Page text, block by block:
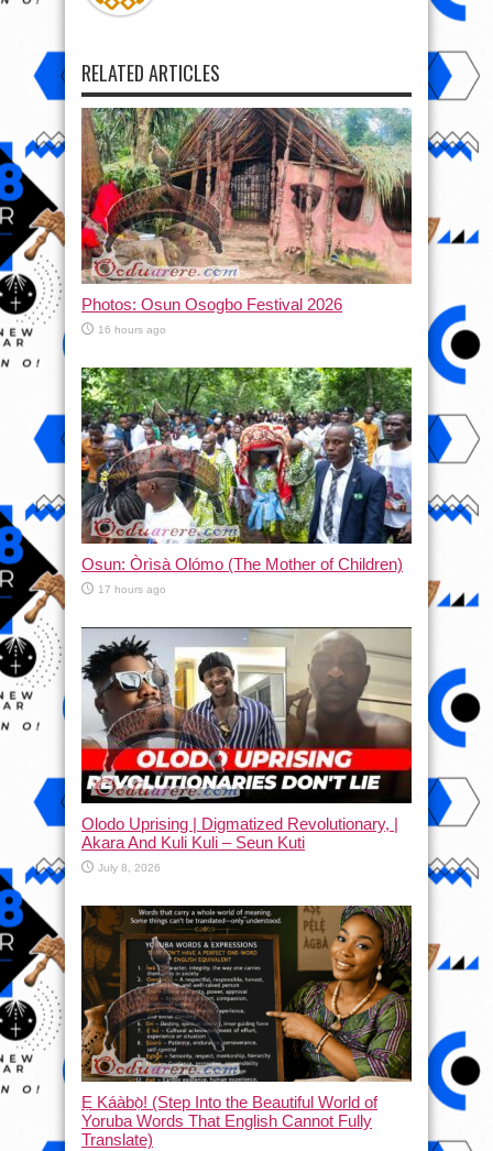
RELATED ARTICLES
Photos: Osun Osogbo Festival 2026
16 hours ago
Osun: Òrìsà Olómo (The Mother of Children)
17 hours ago
Olodo Uprising | Digmatized Revolutionary, |
Akara And Kuli Kuli – Seun Kuti
July 8, 2026
Ẹ Káàbọ̀! (Step Into the Beautiful World of
Yoruba Words That English Cannot Fully
Translate)